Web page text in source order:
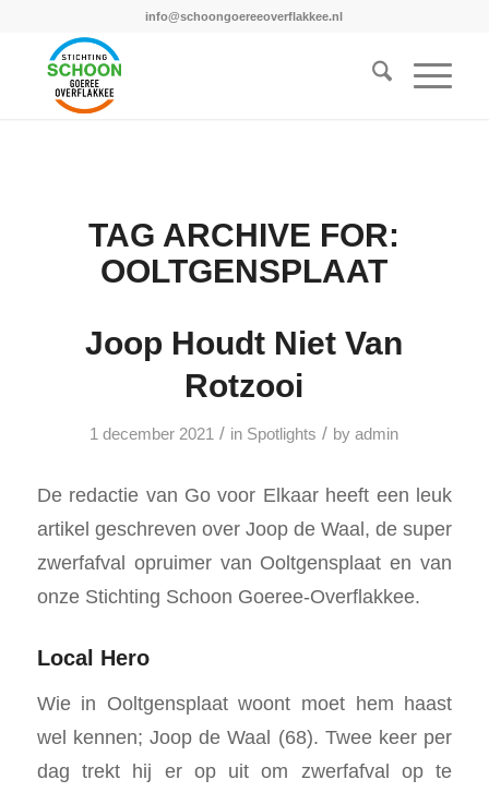
info@schoongoereeoverflakkee.nl
TAG ARCHIVE FOR:
OOLTGENSPLAAT
Joop Houdt Niet Van
Rotzooi
1 december 2021 / in Spotlights / byadmin
De redactie van Go voor Elkaar heeft een leuk
artikel geschreven over Joop de Waal, de super
zwerfafval opruimer van Ooltgensplaat en van
onze Stichting Schoon Goeree-Overflakkee.
Local Hero
Wie in Ooltgensplaat woont moet hem haast
wel kennen; Joop de Waal (68). Twee keer per
dag trekt hij er op uit om zwerfafval op te